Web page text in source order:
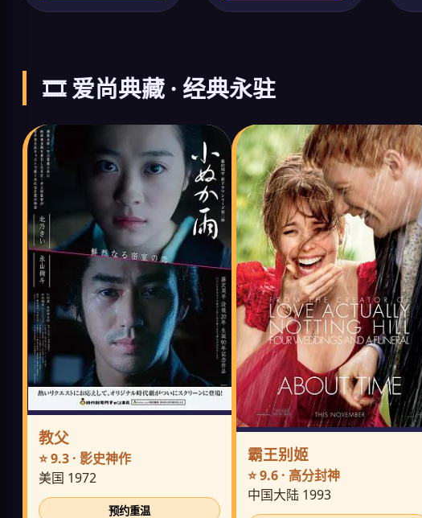
🎞️ 爱尚典藏 · 经典永驻
教父
⭐ 9.3 · 影史神作
美国 1972
预约重温
霸王别姬
⭐ 9.6 · 高分封神
中国大陆 1993